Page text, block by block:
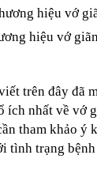
hiệu vớ
hiệu vớ
trên đây đã
ích nhất về vớ
tham khảo ý
tình trạng